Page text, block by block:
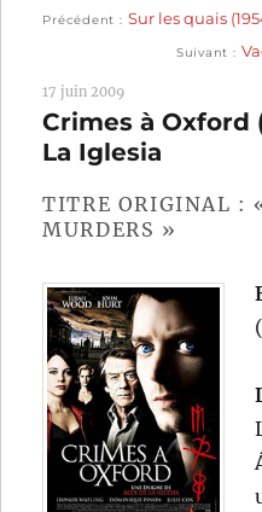
:
Navigation
l’article
Précédent
précédente :
Sur les quais
Suivant
17 juin 2009
Crimes à Oxford
La Iglesia
TITRE ORIGINAL :
MURDERS »